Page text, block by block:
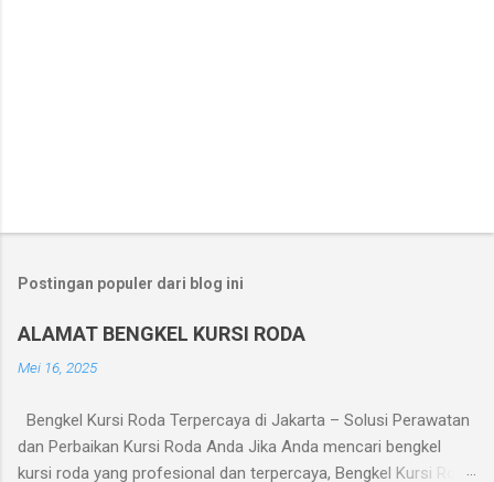
Postingan populer dari blog ini
ALAMAT BENGKEL KURSI RODA
Mei 16, 2025
Bengkel Kursi Roda Terpercaya di Jakarta – Solusi Perawatan
dan Perbaikan Kursi Roda Anda Jika Anda mencari bengkel
kursi roda yang profesional dan terpercaya, Bengkel Kursi Roda